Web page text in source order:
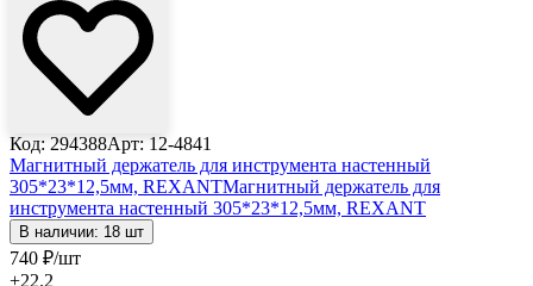
Код: 294388Арт: 12-4841
Магнитный держатель для инструмента настенный
305*23*12,5мм, REXANTМагнитный держатель для
инструмента настенный 305*23*12,5мм, REXANT
В наличии: 18 шт
740 ₽/шт
+22.2